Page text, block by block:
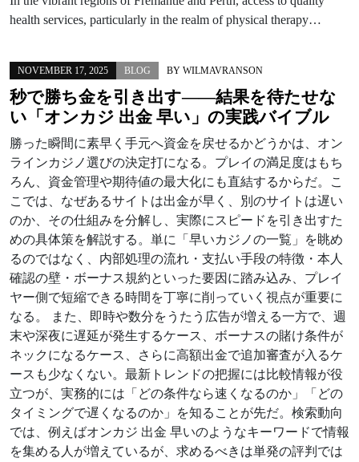
health services, particularly in the realm of physical therapy…
NOVEMBER 17, 2025 BLOG BY WILMAVRANSON
秒で勝ち金を引き出す——結果を待たせな
い「オンカジ 出金 早い」の実践バイブル
勝った瞬間に素早く手元へ資金を戻せるかどうかは、オン
ラインカジノ選びの決定打になる。プレイの満足度はもち
ろん、資金管理や期待値の最大化にも直結するからだ。こ
こでは、なぜあるサイトは出金が早く、別のサイトは遅い
のか、その仕組みを分解し、実際にスピードを引き出すた
めの具体策を解説する。単に「早いカジノの一覧」を眺め
るのではなく、内部処理の流れ・支払い手段の特徴・本人
確認の壁・ボーナス規約といった要因に踏み込み、プレイ
ヤー側で短縮できる時間を丁寧に削っていく視点が重要に
なる。 また、即時や数分をうたう広告が増える一方で、週
末や深夜に遅延が発生するケース、ボーナスの賭け条件が
ネックになるケース、さらに高額出金で追加審査が入るケ
ースも少なくない。最新トレンドの把握には比較情報が役
立つが、実務的には「どの条件なら速くなるのか」「どの
タイミングで遅くなるのか」を知ることが先だ。検索動向
では、例えばオンカジ 出金 早いのようなキーワードで情報
を集める人が増えているが、求めるべきは単発の評判では